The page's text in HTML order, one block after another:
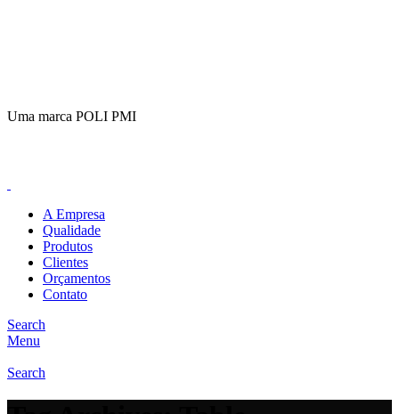
Uma marca POLI PMI
A Empresa
Qualidade
Produtos
Clientes
Orçamentos
Contato
Search
Menu
Search